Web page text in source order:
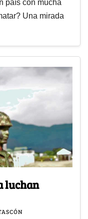
país con mucha
Una mirada
luchan